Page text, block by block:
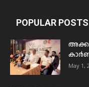
POPULAR POSTS
May 1,